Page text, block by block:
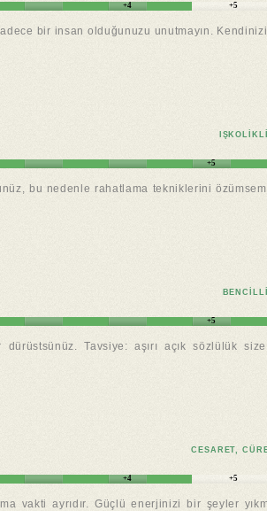
+4 +5
bir insan olduğunuzu unutmayın.
+5
bu nedenle rahatlama tekniklerini
+5
Tavsiye: aşırı açık sözlülük
CESARET,
+4 +5
vakti ayrıdır. Güçlü enerjinizi bir şeyler